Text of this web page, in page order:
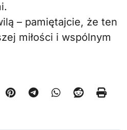
– pamiętajcie, że ten
miłości i wspólnym